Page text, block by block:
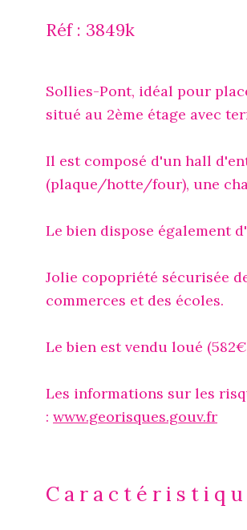
Réf : 3849k
Sollies-Pont, idéal pour
situé au 2ème étage avec
Il est composé d'un hall
(plaque/hotte/four), une
Le bien dispose également
Jolie copopriété sécurisée
commerces et des écoles.
Le bien est vendu loué
Les informations sur les
: www.georisques.gouv.fr